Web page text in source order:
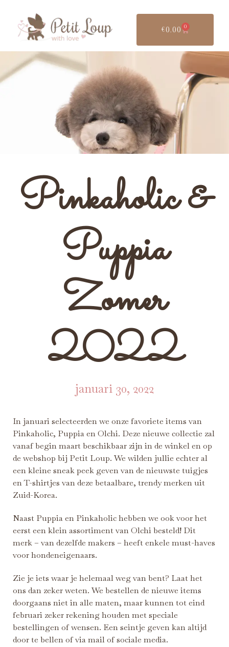
€0.00 0
Pinkaholic &
Puppia
Zomer
2022
januari 30, 2022
In januari selecteerden we onze favoriete items van
Pinkaholic, Puppia en Olchi. Deze nieuwe collectie zal
vanaf begin maart beschikbaar zijn in de winkelen op
de webshop bij Petit Loup. We wilden jullie echter al
een kleine sneak peek geven van de nieuwste tuigjes
en T-shirtjes van deze betaalbare, trendy merken uit
Zuid-Korea.
Naast Puppia en Pinkaholic hebben we ook voor het
eerst een klein assortiment vanOlchibesteld! Dit
merk – van dezelfde makers – heeft enkele must-haves
voor hondeneigenaars.
Zie je iets waar je helemaal weg van bent? Laat het
ons dan zeker weten. We bestellen de nieuwe items
doorgaans niet in alle maten, maar kunnen tot eind
februari zeker rekening houden met speciale
bestellingen of wensen. Een seintje geven kan altijd
door te bellen of via mail of sociale media.